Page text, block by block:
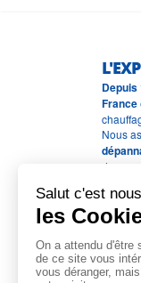
Depuis
France
Nous
du